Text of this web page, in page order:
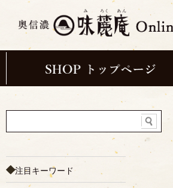
注目キーワード